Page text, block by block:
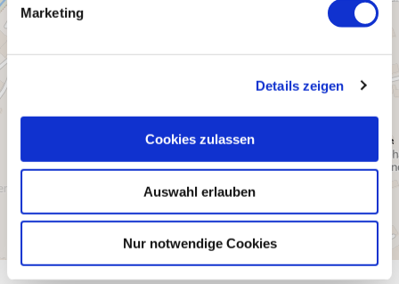
Marketing
Details zeigen
Cookies zulassen
Auswahl erlauben
Nur notwendige Cookies